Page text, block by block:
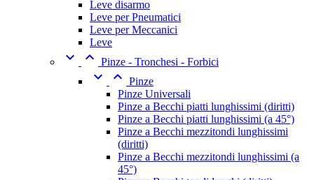
Leve disarmo
Leve per Pneumatici
Leve per Meccanici
Leve
  Pinze - Tronchesi - Forbici
  Pinze
Pinze Universali
Pinze a Becchi piatti lunghissimi (diritti)
Pinze a Becchi piatti lunghissimi (a 45°)
Pinze a Becchi mezzitondi lunghissimi
(diritti)
Pinze a Becchi mezzitondi lunghissimi (a
45°)